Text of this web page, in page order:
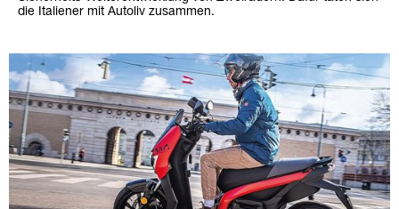
die Italiener mit Autoliv zusammen.